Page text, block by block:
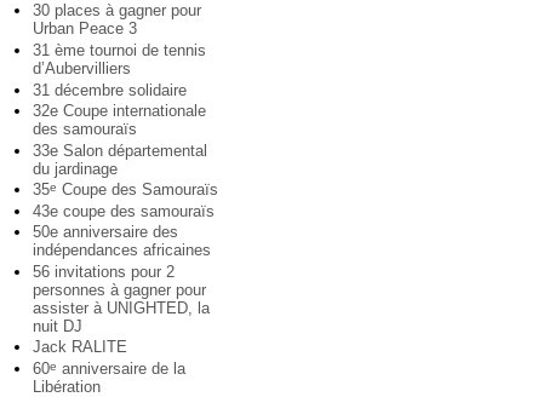
30 places à gagner pour
Urban Peace 3
31 ème tournoi de tennis
d’Aubervilliers
31 décembre solidaire
32e Coupe internationale
des samouraïs
33e Salon départemental
du jardinage
35e Coupe des Samouraïs
43e coupe des samouraïs
50e anniversaire des
indépendances africaines
56 invitations pour 2
personnes à gagner pour
assister à UNIGHTED, la
nuit DJ
Jack RALITE
60e anniversaire de la
Libération